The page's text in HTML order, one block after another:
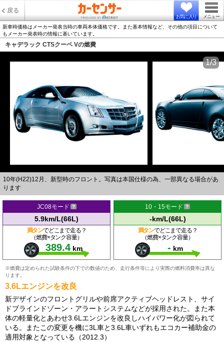
戻る
お気に入り メニュー
新車時価格はメーカー発表当時の車両本体価格です。また基本情報など、その他の項目について
もメーカー発表時の情報に基いています。
キャデラック CTSクーペ Vの燃費
10年(H22)12月、新型時のフロント。写真は本国仕様の為、一部異なる場合があ
ります
1/3
JC08モード
5.9km/L(66L)
満タンでどこまで走る？
（燃費×タンク容量）
389.4 km
10・15モード
-km/L(66L)
満タンでどこまで走る？
（燃費×タンク容量）
- km
※燃費は定められた試験条件の下での数値のため、走行条件等により実際の燃料消費率は異な
ります。
3.6Lエンジンを改良
新デザインのフロントグリルや前席アクティブヘッドレスト、サイ
ドブラインドゾーン・アラートシステムなどが採用された。また本
体の軽量化とあわせ3.6Lエンジンを改良しハイパワー化が図られて
いる。またこの変更を機に3L車と3.6L車いずれもエコカー補助金の
適用対象となっている（2012.3）